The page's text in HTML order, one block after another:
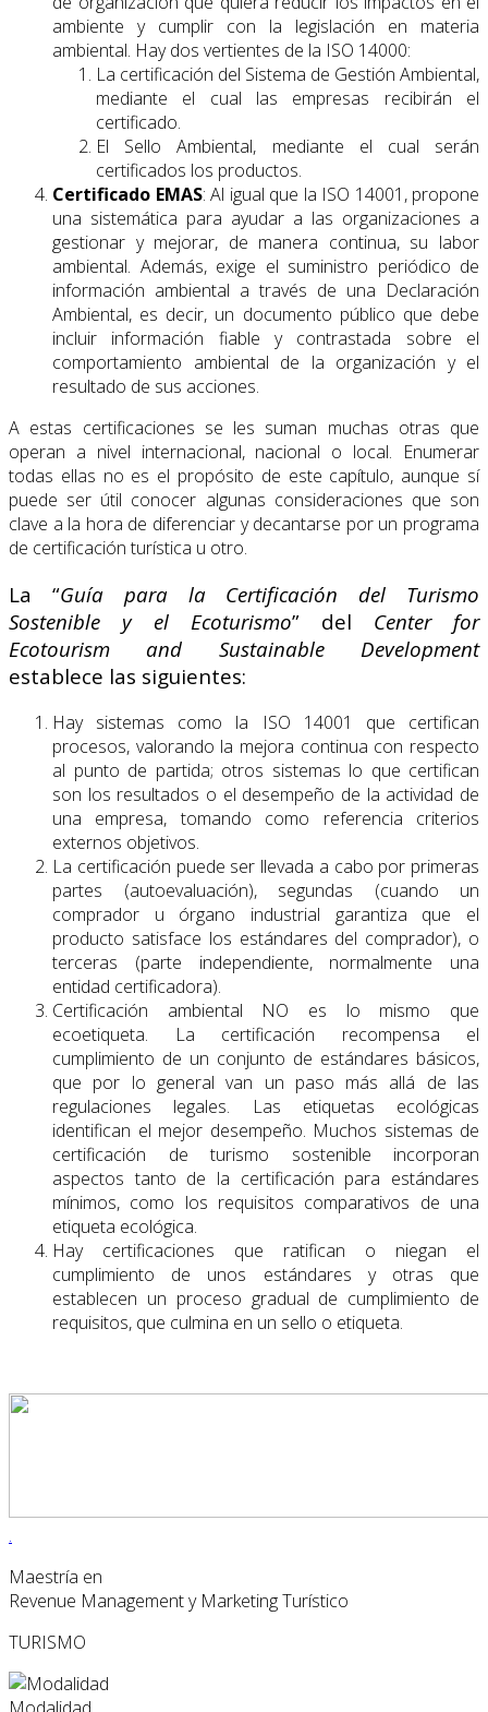
ambiente y cumplir con la legislación en materia
ambiental. Hay dos vertientes de la ISO 14000:
La certificación del Sistema de Gestión Ambiental,
mediante el cual las empresas recibirán el
certificado.
El Sello Ambiental, mediante el cual serán
certificados los productos.
Certificado EMAS: Al igual que la ISO 14001, propone
una sistemática para ayudar a las organizaciones a
gestionar y mejorar, de manera continua, su labor
ambiental. Además, exige el suministro periódico de
información ambiental a través de una Declaración
Ambiental, es decir, un documento público que debe
incluir información fiable y contrastada sobre el
comportamiento ambiental de la organización y el
resultado de sus acciones.
A estas certificaciones se les suman muchas otras que
operan a nivel internacional, nacional o local. Enumerar
todas ellas no es el propósito de este capítulo, aunque sí
puede ser útil conocer algunas consideraciones que son
clave a la hora de diferenciar y decantarse por un programa
de certificación turística u otro.
La “Guía para la Certificación del Turismo
Sostenible y el Ecoturismo” del Center for
Ecotourism and Sustainable Development
establece las siguientes:
Hay sistemas como la ISO 14001 que certifican
procesos, valorando la mejora continua con respecto
al punto de partida; otros sistemas lo que certifican
son los resultados o el desempeño de la actividad de
una empresa, tomando como referencia criterios
externos objetivos.
La certificación puede ser llevada a cabo por primeras
partes (autoevaluación), segundas (cuando un
comprador u órgano industrial garantiza que el
producto satisface los estándares del comprador), o
terceras (parte independiente, normalmente una
entidad certificadora).
Certificación ambiental NO es lo mismo que
ecoetiqueta. La certificación recompensa el
cumplimiento de un conjunto de estándares básicos,
que por lo general van un paso más allá de las
regulaciones legales. Las etiquetas ecológicas
identifican el mejor desempeño. Muchos sistemas de
certificación de turismo sostenible incorporan
aspectos tanto de la certificación para estándares
mínimos, como los requisitos comparativos de una
etiqueta ecológica.
Hay certificaciones que ratifican o niegan el
cumplimiento de unos estándares y otras que
establecen un proceso gradual de cumplimiento de
requisitos, que culmina en un sello o etiqueta.
.
Maestría en
Revenue Management y Marketing Turístico
TURISMO